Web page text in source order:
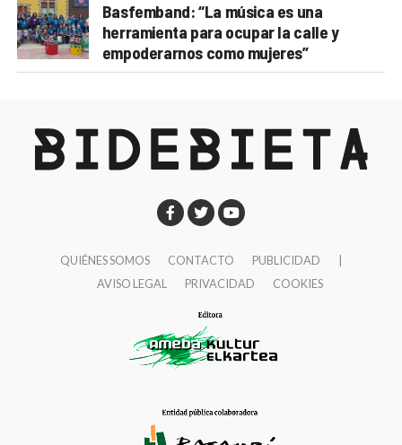
Basfemband: “La música es una
herramienta para ocupar la calle y
empoderarnos como mujeres”
QUIÉNES SOMOS CONTACTO PUBLICIDAD
AVISO LEGAL
PRIVACIDAD COOKIES